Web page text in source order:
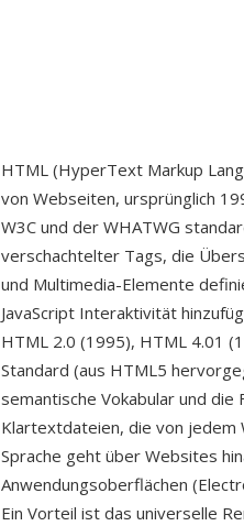
HTML (HyperText Markup
von Webseiten, ursprünglich
W3C und der WHATWG
verschachtelter Tags, die
und Multimedia-Elemente
JavaScript Interaktivität
HTML 2.0 (1995), HTML 4.01
Standard (aus HTML5
semantische Vokabular und
Klartextdateien, die von
Sprache geht über Websites
Anwendungsoberflächen
Ein Vorteil ist das universelle